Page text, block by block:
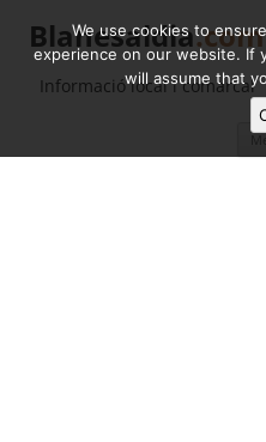
Blanesaldia.com
Informació local i comarcal
We use cookies to
experience on our website. If
will assume that